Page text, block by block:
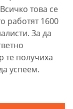
това се
работят 1600
За да
те получиха
успеем.